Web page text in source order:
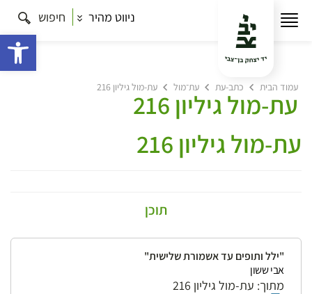
ניווט מהיר חיפוש
עמוד הבית כתב-עת עת־מול עת-מול גיליון 216
עת-מול גיליון 216
עת-מול גיליון 216
תוכן
"ילל ותופים עד אשמורת שלישית"
אבי ששון
מתוך: עת-מול גיליון 216